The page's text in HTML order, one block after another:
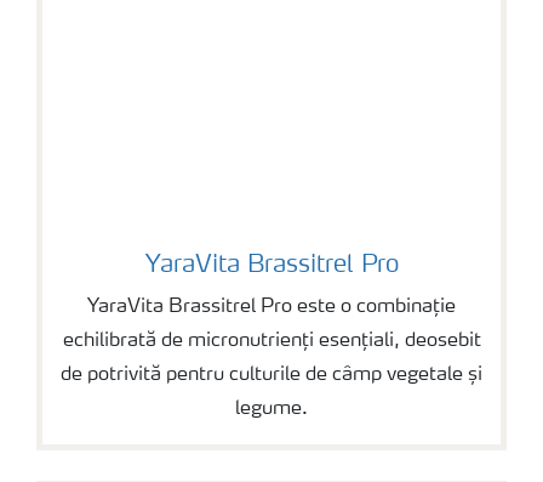
YaraVita Brassitrel Pro
YaraVita Brassitrel Pro
YaraVita Brassitrel Pro este o combinație
echilibrată de micronutrienți esențiali, deosebit
de potrivită pentru culturile de câmp vegetale și
legume.